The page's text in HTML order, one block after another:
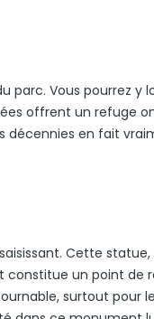
parc. Vous pourrez y
offrent un refuge
décennies en fait
Cette statue,
constitue un point de
surtout pour